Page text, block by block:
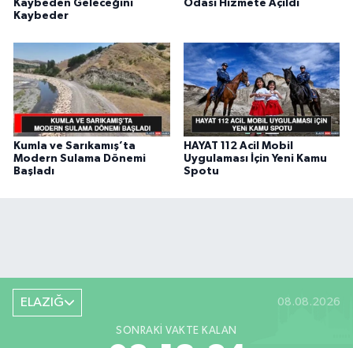
Kaybeden Geleceğini
Kaybeder
Odası Hizmete Açıldı
Kumla ve Sarıkamış’ta
Modern Sulama Dönemi
Başladı
HAYAT 112 Acil Mobil
Uygulaması İçin Yeni Kamu
Spotu
ELAZIĞ 08.08.2026
SONRAKI VAKTE KALAN